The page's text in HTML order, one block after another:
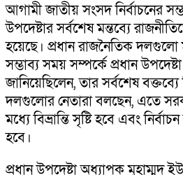
আগামী জাতীয় সংসদ নির্বাচনের
উপদেষ্টার সর্বশেষ মন্তব্যে
হয়েছে। প্রধান রাজনৈতিক দলগুলো
সম্ভাব্য সময় সম্পর্কে প্রধান
জানিয়েছিলেন, তার সর্বশেষ
দলগুলোর নেতারা বলছেন, এতে
মধ্যে বিভ্রান্তি সৃষ্টি হবে এবং
হবে।
প্রধান উপদেষ্টা অধ্যাপক মুহাম্মদ